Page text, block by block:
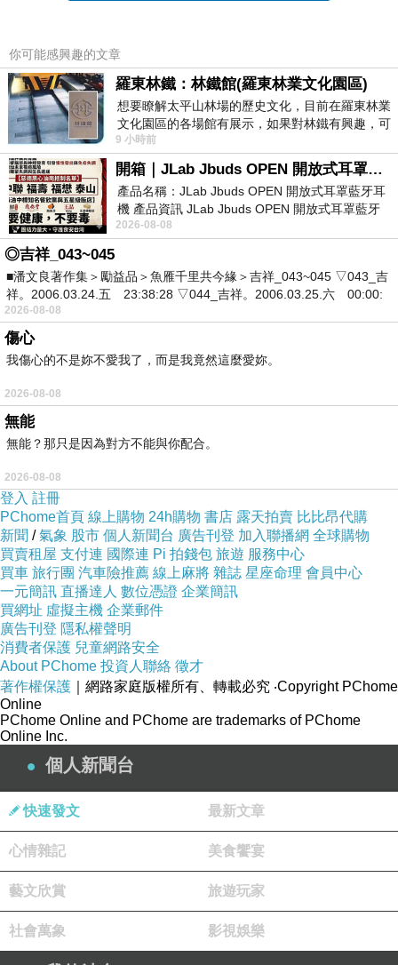
購買注意事項：
1.美國同步販售，如訂購後，因美國缺貨或其他因素而無法供貨時，將
2.全部商品均由美國原廠空運進口的原廠正貨，有正式進口報關收據可證
但都是美商完全依據美國嚴格檢驗標準，並在美國國內銷售，在台
3.我們所有的賣場(預購商品)，因為跟全球同步販售，會出現斷貨、候補
單，造成您不便處境請包涵。
1.美國年輕人喜歡仿舊風格，HOLLISTER Co.的商品為什
她們將仿舊發揮的淋漓盡致!收到衣服.褲子看到邊緣有磨
商品是完整包裝、有塑膠袋.有吊牌 就是官網訂購商品!如
貼紙、那就是店舖購買的喔! HOLLISTER Co店鋪所有商品
若不確定自己穿什麼尺寸 可在下訂單同時備註上身高/
風靡歐美、席捲亞洲的【Hollister Co】是Abercrombie Fitch『A&F』
【Hollister Co】不但成為新生代明星的最愛，亦成為當今全
你可能感興趣的文章
羅東林鐵：林鐵館(羅東林業文化園區)
想要瞭解太平山林場的歷史文化，目前在羅東林業
文化園區的各場館有展示，如果對林鐵有興趣，可
以到林鐵館。 這裡展示從山下
9 小時前
開箱｜JLab Jbuds OPEN 開放式耳罩藍牙耳機 - 設計美學，輕巧、透氣、環境音全物理達成！
產品名稱：JLab Jbuds OPEN 開放式耳罩藍牙耳
機 產品資訊 JLab Jbuds OPEN 開放式耳罩藍牙
耳機評語：非常有特色，值得喜愛美型工
2026-08-08
◎吉祥_043~045
■潘文良著作集＞勵益品＞魚雁千里共今緣＞吉祥_043~045 ▽043_吉
祥。2006.03.24.五 23:38:28 ▽044_吉祥。2006.03.25.六 00:00:
2026-08-08
傷心
我傷心的不是妳不愛我了，而是我竟然這麼愛妳。
2026-08-08
無能
無能？那只是因為對方不能與你配合。
2026-08-08
登入 註冊
PChome首頁 線上購物 24h購物 書店 露天拍賣 比比昂代購
新聞 /氣象 股市 個人新聞台 廣告刊登 加入聯播網 全球購物
買賣租屋 支付連 國際連 Pi 拍錢包 旅遊 服務中心
買車 旅行團 汽車險推薦 線上麻將 雜誌 星座命理 會員中心
一元簡訊 直播達人 數位憑證 企業簡訊
買網址 虛擬主機 企業郵件
廣告刊登 隱私權聲明
消費者保護 兒童網路安全
About PChome 投資人聯絡 徵才
著作權保護 ｜網路家庭版權所有、轉載必究 ‧Copyright PChome
Online
PChome Online and PChome are trademarks of PChome
Online Inc.
個人新聞台
快速發文 最新文章
心情雜記 美食饗宴
藝文欣賞 旅遊玩家
社會萬象 影視娛樂